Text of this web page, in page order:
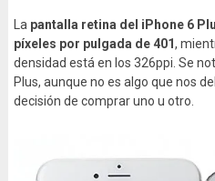
La pantalla retina del iPhone 6
píxeles por pulgada de 401,
densidad está en los 326ppi. Se
Plus, aunque no es algo que nos
decisión de comprar uno u otro.